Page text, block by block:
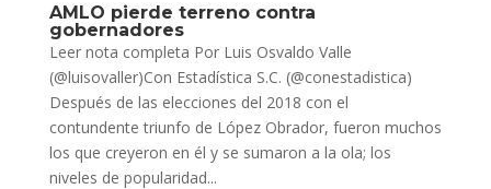
AMLO pierde terreno contra
gobernadores
Leer nota completa Por Luis Osvaldo Valle
(@luisovaller)Con Estadística S.C. (@conestadistica)
Después de las elecciones del 2018 con el
contundente triunfo de López Obrador, fueron muchos
los que creyeron en él y se sumaron a la ola; los
niveles de popularidad...